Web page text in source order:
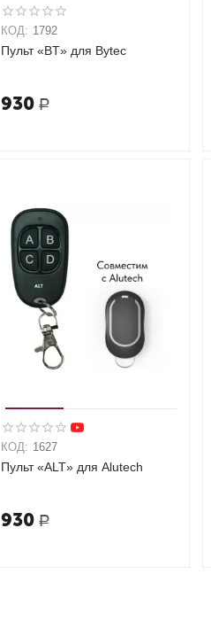
КОД: 1792
Пульт «BT» для Bytec
930 Р
КОД: 1627
Пульт «ALT» для Alutech
930 Р